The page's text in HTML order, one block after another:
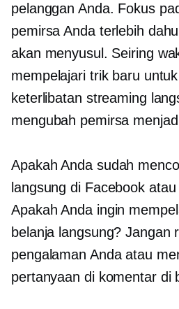
pelanggan Anda. Fokus
pemirsa Anda terlebih
akan menyusul. Seiring
mempelajari trik baru
keterlibatan streaming
mengubah pemirsa
Apakah Anda sudah
langsung di Facebook
Apakah Anda ingin
belanja langsung? Jangan
pengalaman Anda atau
pertanyaan di komentar di